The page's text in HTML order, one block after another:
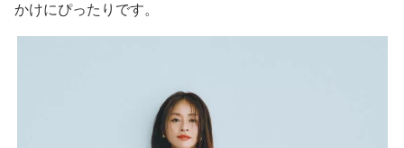
かけにぴったりです。